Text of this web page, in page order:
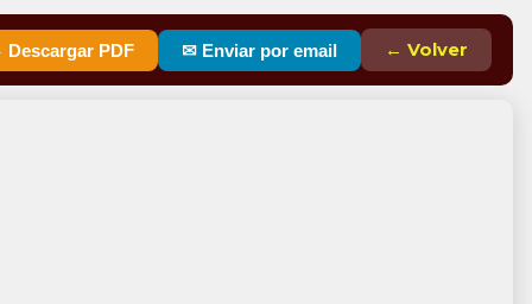
Descargar PDF ✉ Enviar por email ← Volver